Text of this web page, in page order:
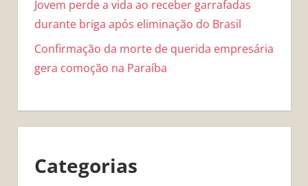
Jovem perde a vida ao receber garrafadas
durante briga após eliminação do Brasil
Confirmação da morte de querida empresária
gera comoção na Paraíba
Categorias